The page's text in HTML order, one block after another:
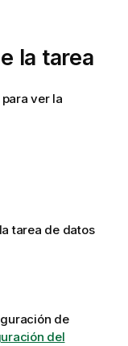
la tarea
ver la
tarea de datos
de
del